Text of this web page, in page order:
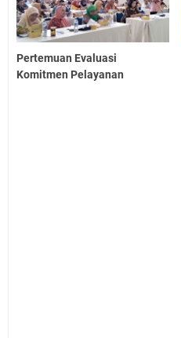
Pertemuan Evaluasi
Komitmen Pelayanan